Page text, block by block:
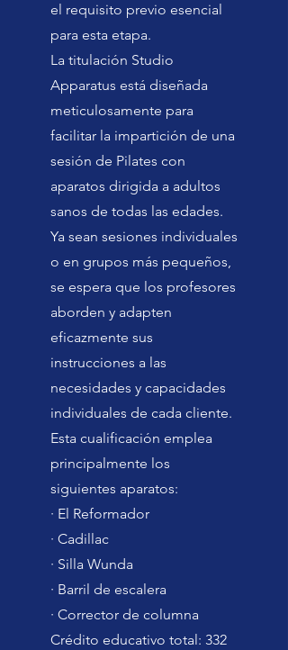
el requisito previo esencial
para esta etapa.
La titulación Studio
Apparatus está diseñada
meticulosamente para
facilitar la impartición de una
sesión de Pilates con
aparatos dirigida a adultos
sanos de todas las edades.
Ya sean sesiones individuales
o en grupos más pequeños,
se espera que los profesores
aborden y adapten
eficazmente sus
instrucciones a las
necesidades y capacidades
individuales de cada cliente.
Esta cualificación emplea
principalmente los
siguientes aparatos:
· El Reformador
· Cadillac
· Silla Wunda
· Barril de escalera
· Corrector de columna
Crédito educativo total: 332